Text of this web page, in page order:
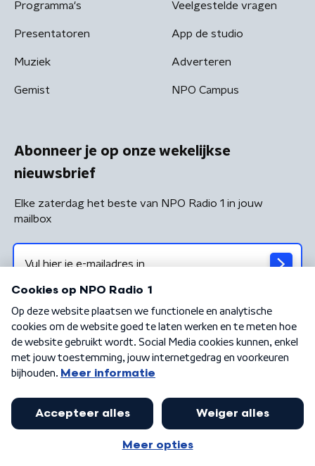
Programma's
Presentatoren
Muziek
Gemist
Veelgestelde vragen
App de studio
Adverteren
NPO Campus
Abonneer je op onze wekelijkse
nieuwsbrief
Elke zaterdag het beste van NPO Radio 1 in jouw
mailbox
Algemene voorwaarden